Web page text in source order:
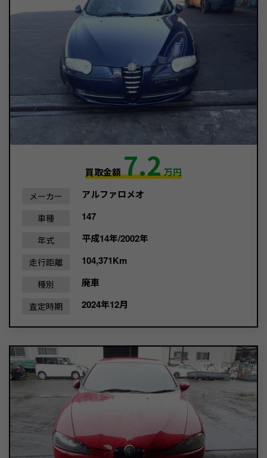
買取金額7.2万円
メーカー アルファロメオ
車種 147
年式 平成14年/2002年
走行距離 104,371Km
種別 廃車
査定時期 2024年12月